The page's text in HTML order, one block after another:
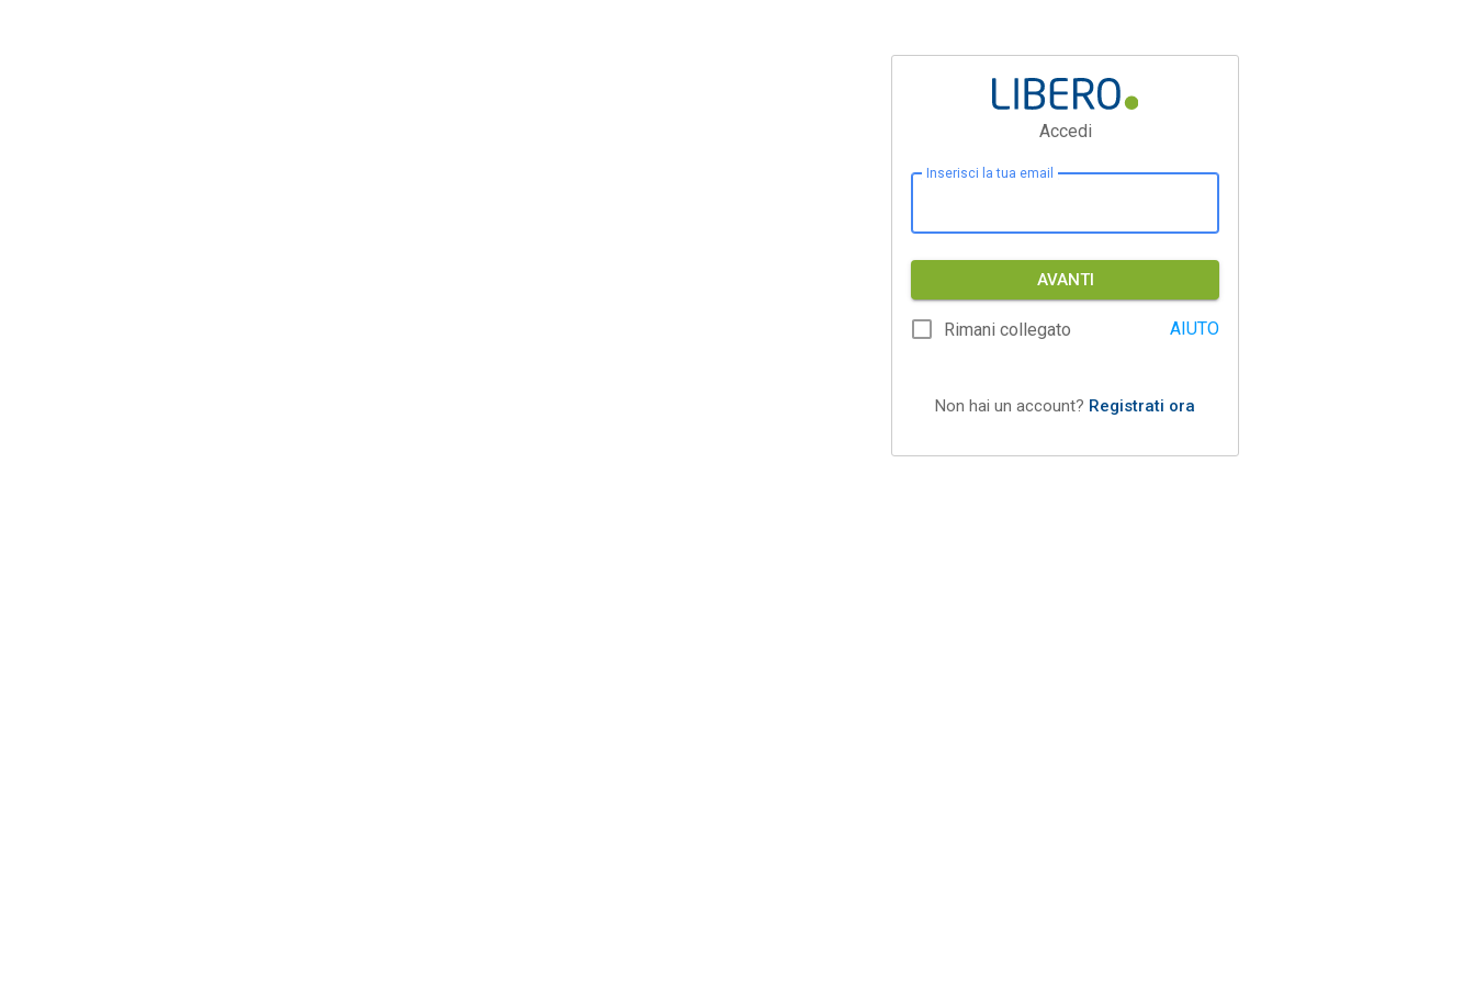
Accedi
Inserisci la tua email
AVANTI
Rimani collegato AIUTO
Non hai un account? Registrati ora